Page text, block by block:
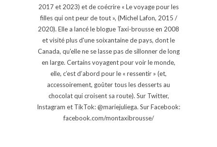
2017 et 2023) et de coécrire « Le voyage pour les
filles qui ont peur de tout », (Michel Lafon, 2015 /
2020). Elle a lancé le blogue Taxi-brousse en 2008
et visité plus d'une soixantaine de pays, dont le
Canada, qu'elle ne se lasse pas de sillonner de long
en large. Certains voyagent pour voir le monde,
elle, c’est d’abord pour le « ressentir » (et,
accessoirement, goûter tous les desserts au
chocolat qui croisent sa route). Sur Twitter,
Instagram et TikTok: @mariejuliega. Sur Facebook:
facebook.com/montaxibrousse/